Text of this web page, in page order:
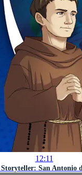
12:11
San Antonio